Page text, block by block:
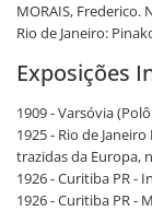
MORAIS, Frederico.
Rio de Janeiro:
Exposições
1909 - Varsóvia
1925 - Rio de
trazidas da Europa,
1926 - Curitiba PR -
1926 - Curitiba PR